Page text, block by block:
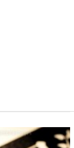
対策と中小企業支